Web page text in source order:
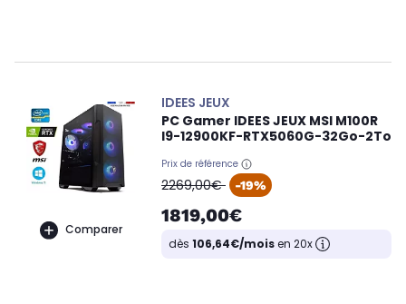
Comparer
IDEES JEUX
PC Gamer IDEES JEUX MSI M100R
I9-12900KF-RTX5060G-32Go-2To
Prix de référence
oldPrice
2269,00€ -19%
1819,00€
dès 106,64€/moisen 20x